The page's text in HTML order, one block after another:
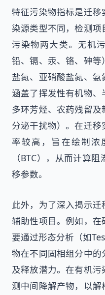
特征污染物指标是迁
染源类型不同，检测
污染物两大类。无机
铅、镉、汞、铬、砷
盐氮、亚硝酸盐氮、
涵盖了挥发性有机物、
多环芳烃、农药残留
分泌干扰物）。在迁
率较高，旨在绘制浓
（BTC），从而计算
移参数。
此外，为了深入揭示
辅助性项目。例如，
要通过形态分析（如
物在不同固相组分中
及释放潜力。在有机
测中间降解产物，以